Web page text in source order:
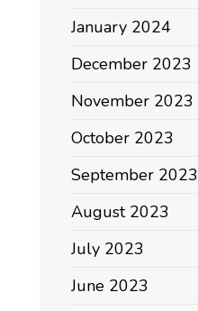
January 2024
December 2023
November 2023
October 2023
September 2023
August 2023
July 2023
June 2023